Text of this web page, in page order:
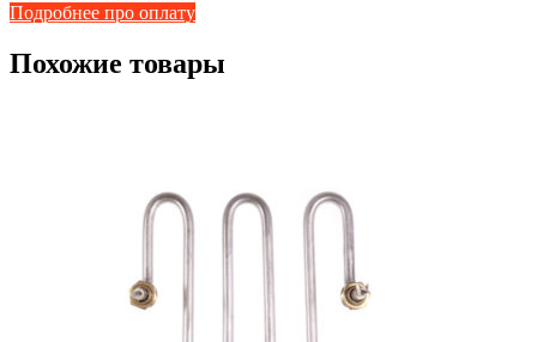
Подробнее про оплату
Похожие товары